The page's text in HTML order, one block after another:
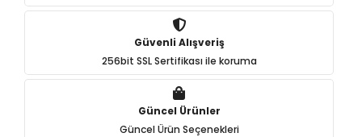
Güvenli Alışveriş
256bit SSL Sertifikası ile koruma
Güncel Ürünler
Güncel Ürün Seçenekleri